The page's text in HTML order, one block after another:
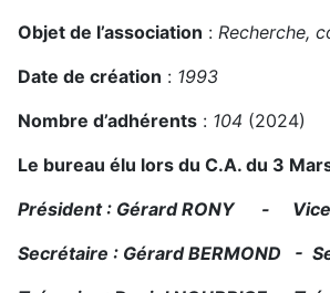
Objet de l’association : Recherche,
Date de création : 1993
Nombre d’adhérents : 104 (2024)
Le bureau élu lors du C.A. du 3
Président : Gérard RONY - Vice-
Secrétaire : Gérard BERMOND -